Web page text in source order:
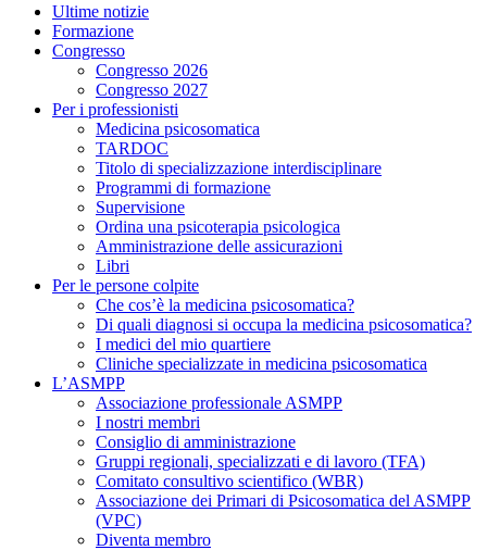
Ultime notizie
Formazione
Congresso
Congresso 2026
Congresso 2027
Per i professionisti
Medicina psicosomatica
TARDOC
Titolo di specializzazione interdisciplinare
Programmi di formazione
Supervisione
Ordina una psicoterapia psicologica
Amministrazione delle assicurazioni
Libri
Per le persone colpite
Che cos’è la medicina psicosomatica?
Di quali diagnosi si occupa la medicina psicosomatica?
I medici del mio quartiere
Cliniche specializzate in medicina psicosomatica
L’ASMPP
Associazione professionale ASMPP
I nostri membri
Consiglio di amministrazione
Gruppi regionali, specializzati e di lavoro (TFA)
Comitato consultivo scientifico (WBR)
Associazione dei Primari di Psicosomatica del ASMPP
(VPC)
Diventa membro